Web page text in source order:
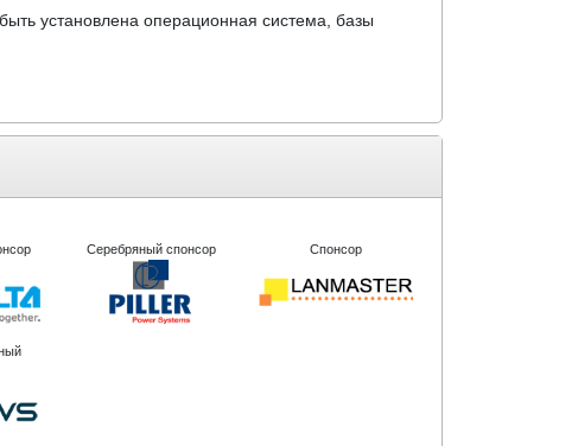
установлена операционная система, базы
Серебряный спонсор Спонсор